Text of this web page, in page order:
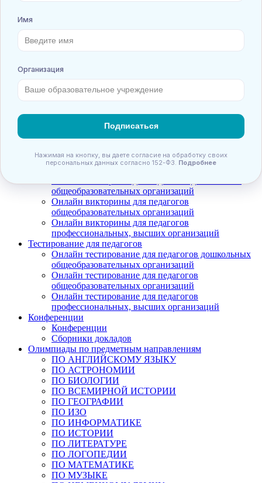
Олимпиады для учащихся 3-х классов
Олимпиады для учащихся 6-х классов
Олимпиады для учащихся 7-х классов
Олимпиады для учащихся 8-х классов
Олимпиады для учащихся 10-х классов
Олимпиады для учащихся 11-х классов
Онлайн викторины для детей
Онлайн викторины для учащихся
общеобразовательных организаций
Онлайн викторины для педагогов
общеобразовательных организаций
Онлайн викторины для педагогов
профессиональных, высших организаций
Тестирование для педагогов
Онлайн тестирование для педагогов дошкольных
общеобразовательных организаций
Онлайн тестирование для педагогов
общеобразовательных организаций
Онлайн тестирование для педагогов
профессиональных, высших организаций
Конференции
Конференции
Сборники докладов
Олимпиады по предметным направлениям
ПО АНГЛИЙСКОМУ ЯЗЫКУ
ПО АСТРОНОМИИ
ПО БИОЛОГИИ
ПО ВСЕМИРНОЙ ИСТОРИИ
ПО ГЕОГРАФИИ
ПО ИЗО
ПО ИНФОРМАТИКЕ
ПО ИСТОРИИ
ПО ЛИТЕРАТУРЕ
ПО ЛОГОПЕДИИ
ПО МАТЕМАТИКЕ
ПО МУЗЫКЕ
Анонсы конкурсов
Подпишитесь на анонсы сегодня и узнавайте
Организация
Подписаться
Нажимая на кнопку, вы даете согласие на обработку своих
персональных данных согласно 152-ФЗ.